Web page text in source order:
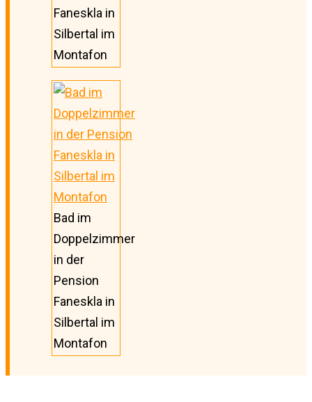
Faneskla in
Silbertal im
Montafon
Bad im
Doppelzimmer
in der
Pension
Faneskla in
Silbertal im
Montafon